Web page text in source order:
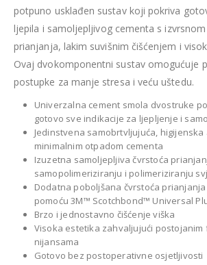
potpuno usklađen sustav koji pokriva
ljepila i samoljepljivog cementa s
prianjanja, lakim suvišnim čišćenjem i
Ovaj dvokomponentni sustav omogućuje
postupke za manje stresa i veću uštedu.
Univerzalna cement smola dvostruke
gotovo sve indikacije za ljepljenje i
Jedinstvena samobrtvljujuća, higijenska
minimalnim otpadom cementa
Izuzetna samoljepljiva čvrstoća
samopolimeriziranju i polimeriziranju
Dodatna poboljšana čvrstoća
pomoću 3M™ Scotchbond™ Universal
Brzo i jednostavno čišćenje viška
Visoka estetika zahvaljujući postojanim
nijansama
Gotovo bez postoperativne osjetljivosti